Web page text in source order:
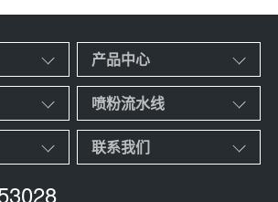
产品中心
喷粉流水线
联系我们